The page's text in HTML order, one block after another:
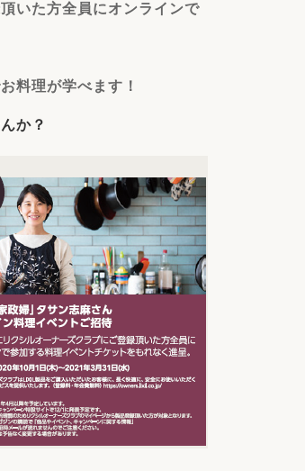
いた方全員にオンラインで
料理が学べます！
か？